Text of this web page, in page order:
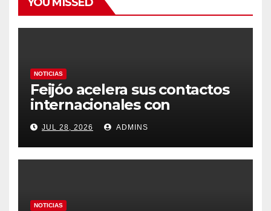
NOTICIAS
Feijóo acelera sus contactos
internacionales con
Latinoamérica como socio
prioritario en su agenda de
gobierno
JUL 28, 2026 ADMINS
NOTICIAS